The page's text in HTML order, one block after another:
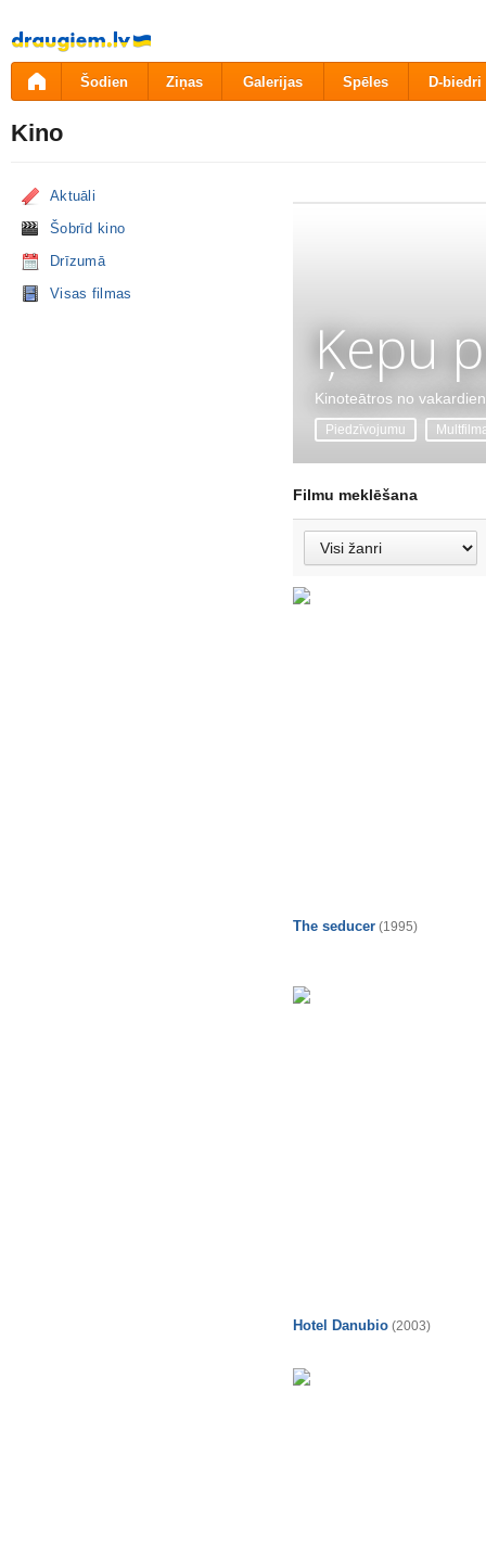
Pāriet
uz
saturu
Šodien Ziņas Galerijas Spēles D-biedri
Kino
Aktuāli
Šobrīd kino
Drīzumā
Visas filmas
Ķepu
Kinoteātros no
Piedzīvojumu
Filmu meklēšana
The seducer (1995)
Hotel Danubio (2003)